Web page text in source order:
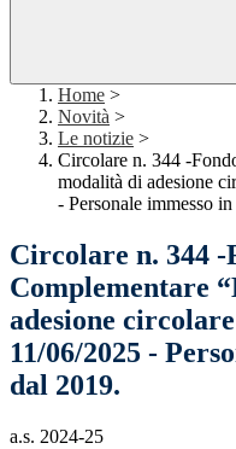
Home >
Novità >
Le notizie >
Circolare n. 344 -
modalità di adesione
- Personale immesso
Circolare n. 344 -
Complementare
adesione
11/06/2025 -
dal 2019.
a.s. 2024-25